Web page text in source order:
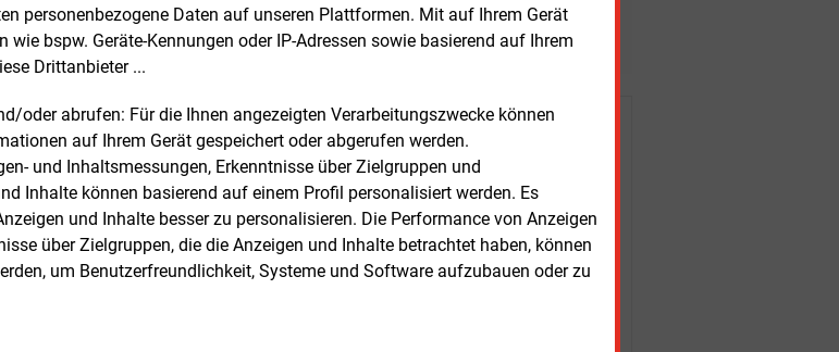
personenbezogene Daten auf unseren Plattformen. Mit auf Ihrem Gerät
bspw. Geräte-Kennungen oder IP-Adressen sowie basierend auf Ihrem
Drittanbieter ...
oder abrufen: Für die Ihnen angezeigten Verarbeitungszwecke können
auf Ihrem Gerät gespeichert oder abgerufen werden.
und Inhaltsmessungen, Erkenntnisse über Zielgruppen und
Inhalte können basierend auf einem Profil personalisiert werden. Es
und Inhalte besser zu personalisieren. Die Performance von Anzeigen
über Zielgruppen, die die Anzeigen und Inhalte betrachtet haben, können
um Benutzerfreundlichkeit, Systeme und Software aufzubauen oder zu
Nachrichten lesen?
kostenlos
Zugang
aktualisierte
und
Login für Kunden